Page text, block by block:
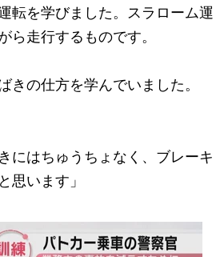
転を学びました。スラローム運
ら走行するものです。
の仕方を学んでいました。
にはちゅうちょなく、ブレーキ
思います」